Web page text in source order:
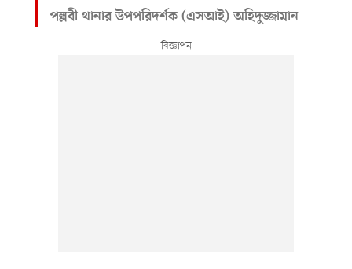
পল্লবী থানার উপপরিদর্শক (এসআই) অহিদুজ্জামান